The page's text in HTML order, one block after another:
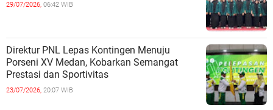
29/07/2026, 06:42 WIB
Direktur PNL Lepas Kontingen Menuju
Porseni XV Medan, Kobarkan Semangat
Prestasi dan Sportivitas
23/07/2026, 20:07 WIB